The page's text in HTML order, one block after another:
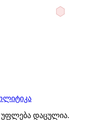
უფლება დაცულია.